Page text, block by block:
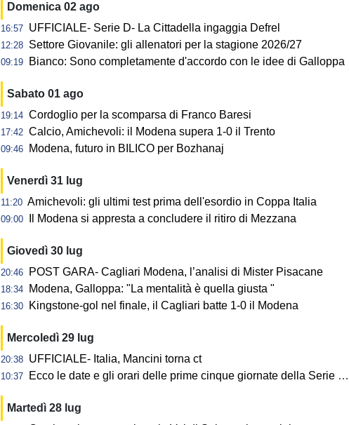
Domenica 02 ago
16:57 UFFICIALE- Serie D- La Cittadella ingaggia Defrel
12:28 Settore Giovanile: gli allenatori per la stagione 2026/27
09:19 Bianco: Sono completamente d'accordo con le idee di Galloppa
Sabato 01 ago
19:14 Cordoglio per la scomparsa di Franco Baresi
17:42 Calcio, Amichevoli: il Modena supera 1-0 il Trento
09:46 Modena, futuro in BILICO per Bozhanaj
Venerdì 31 lug
11:20 Amichevoli: gli ultimi test prima dell'esordio in Coppa Italia
09:00 Il Modena si appresta a concludere il ritiro di Mezzana
Giovedì 30 lug
20:46 POST GARA- Cagliari Modena, l’analisi di Mister Pisacane
18:34 Modena, Galloppa: "La mentalità è quella giusta "
16:30 Kingstone-gol nel finale, il Cagliari batte 1-0 il Modena
Mercoledì 29 lug
20:38 UFFICIALE- Italia, Mancini torna ct
10:37 Ecco le date e gli orari delle prime cinque giornate della Serie BKT
Martedì 28 lug